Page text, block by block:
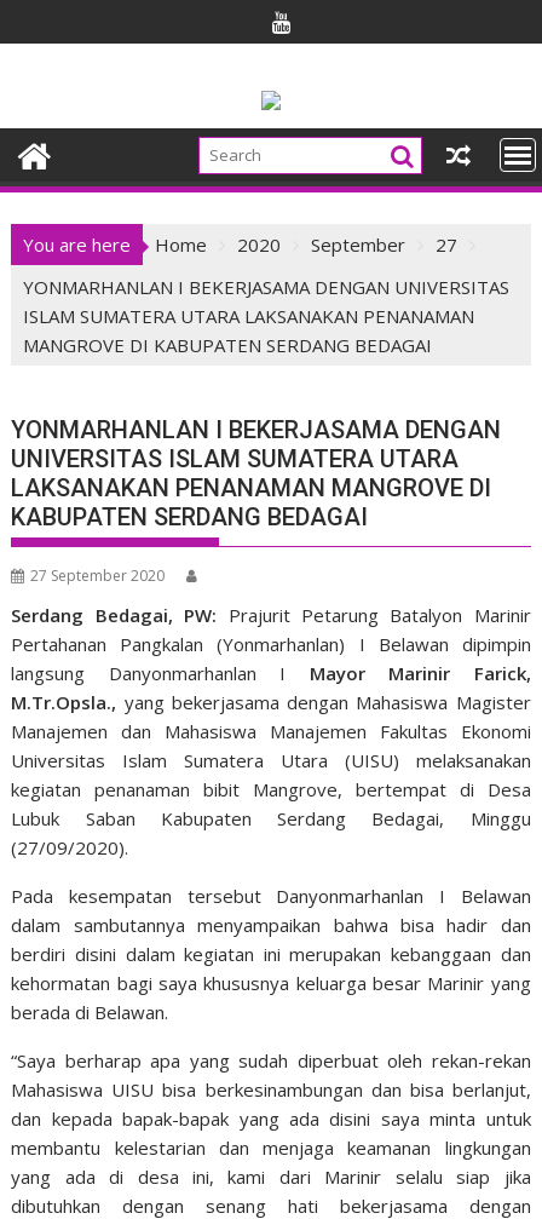
to
You are here Home 2020 September
27
YONMARHANLAN I BEKERJASAMA DENGAN UNIVERSITAS
ISLAM SUMATERA UTARA LAKSANAKAN PENANAMAN
MANGROVE DI KABUPATEN SERDANG BEDAGAI
YONMARHANLAN I BEKERJASAMA DENGAN
UNIVERSITAS ISLAM SUMATERA UTARA
LAKSANAKAN PENANAMAN MANGROVE DI
KABUPATEN SERDANG BEDAGAI
27 September 2020
Serdang Bedagai, PW: Prajurit Petarung Batalyon Marinir
Pertahanan Pangkalan (Yonmarhanlan) I Belawan dipimpin
langsung Danyonmarhanlan I Mayor Marinir Farick,
M.Tr.Opsla., yang bekerjasama dengan Mahasiswa Magister
Manajemen dan Mahasiswa Manajemen Fakultas Ekonomi
Universitas Islam Sumatera Utara (UISU) melaksanakan
kegiatan penanaman bibit Mangrove, bertempat di Desa
Lubuk Saban Kabupaten Serdang Bedagai, Minggu
(27/09/2020).
Pada kesempatan tersebut Danyonmarhanlan I Belawan
dalam sambutannya menyampaikan bahwa bisa hadir dan
berdiri disini dalam kegiatan ini merupakan kebanggaan dan
kehormatan bagi saya khususnya keluarga besar Marinir yang
berada di Belawan.
“Saya berharap apa yang sudah diperbuat oleh rekan-rekan
Mahasiswa UISU bisa berkesinambungan dan bisa berlanjut,
dan kepada bapak-bapak yang ada disini saya minta untuk
membantu kelestarian dan menjaga keamanan lingkungan
yang ada di desa ini, kami dari Marinir selalu siap jika
dibutuhkan dengan senang hati bekerjasama dengan